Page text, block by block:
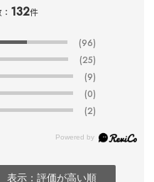
132件
(96)
(25)
(9)
(0)
(2)
表示：評価が高い順